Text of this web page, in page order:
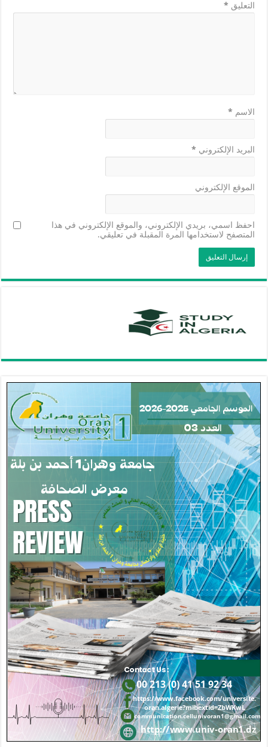
التعليق *
الاسم *
البريد الإلكتروني *
الموقع الإلكتروني
احفظ اسمي، بريدي الإلكتروني، والموقع الإلكتروني في هذا
المتصفح لاستخدامها المرة المقبلة في تعليقي.